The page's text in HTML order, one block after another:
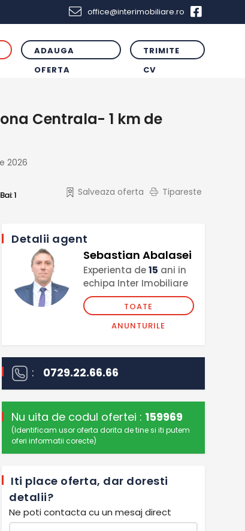
office@interimobiliare.ro
ADAUGA
OFERTA
TRIMITE
CV
Centrala- 1 km de
2026
Bai:1 Salveaza oferta Tipareste
Detalii agent
Sebastian Abalasei
Experienta de15 ani in
echipa Inter Imobiliare
TOATE
ANUNTURILE
: 0729.22.66.66
Nu uita de codul ofertei : 159969
(Identificam usor oferta dorita de tine si iti putem
oferi informatii corecte)
Iti place oferta, dar doresti
detalii?
Ne poti contacta cu un mesaj direct